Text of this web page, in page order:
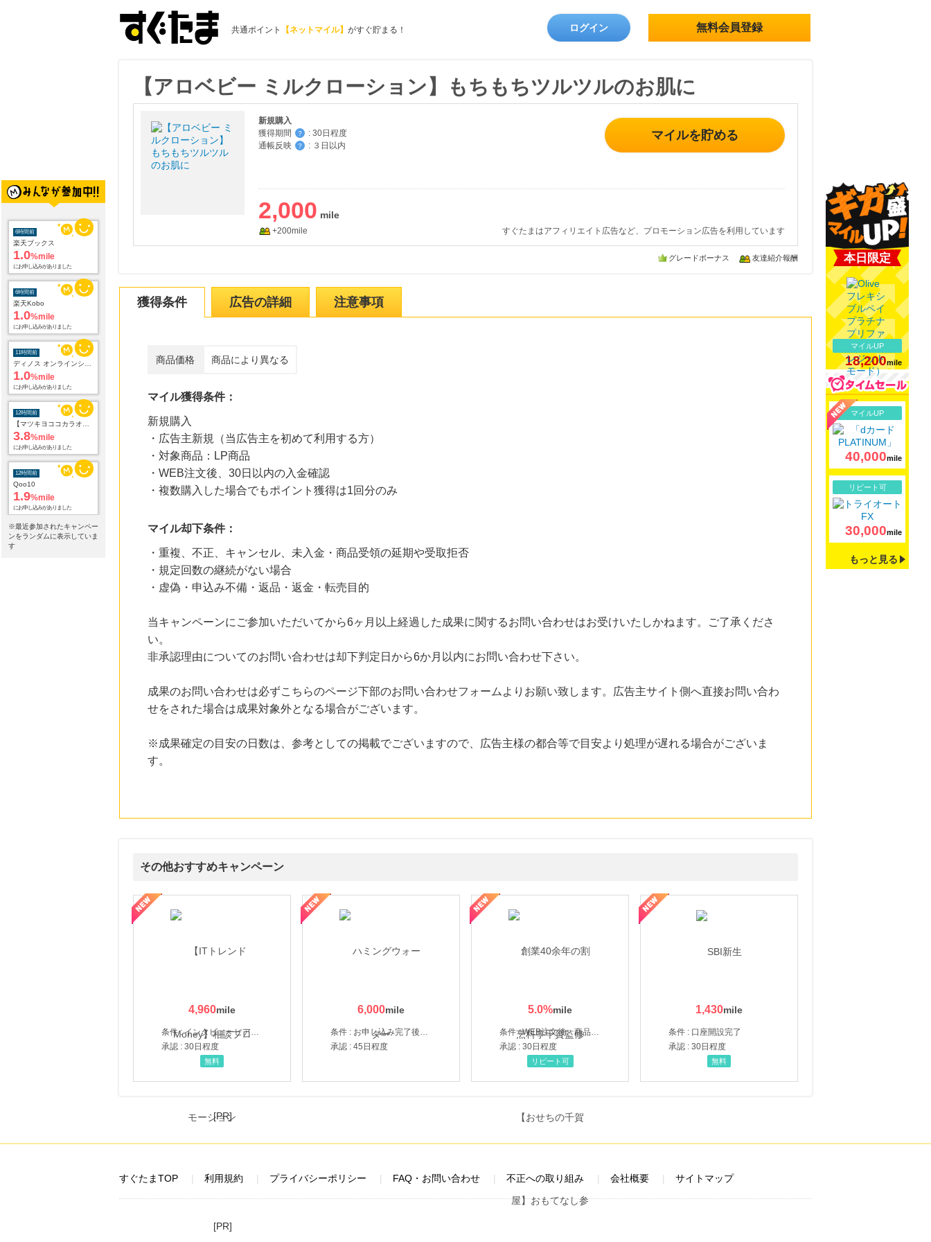
共通ポイント 【ネットマイル】 がすぐ貯まる！ ログイン 無料会員登録
6時間前
楽天ブックス
1.0%mile
にお申し込みがありました
6時間前
楽天Kobo
1.0%mile
にお申し込みがありました
11時間前
1.0%mile
にお申し込みがありました
12時間前
3.8%mile
にお申し込みがありました
12時間前
Qoo10
1.9%mile
にお申し込みがありました
12時間前
※最近参加されたキャンペー
ンをランダムに表示していま
す
【アロベビー ミルクローション】もちもちツルツルのお肌に
新規購入
獲得期間
？ : 30日程度
通帳反映
？ : ３日以内
マイルを貯める
2,000
+200mile すぐたまはアフィリエイト広告など、プロモーション広告を利用しています
グレードボーナス 友達紹介報酬
獲得条件 広告の詳細 注意事項
商品価格 商品により異なる
マイル獲得条件：
新規購入
・広告主新規（当広告主を初めて利用する方）
・対象商品：LP商品
・WEB注文後、30日以内の入金確認
・複数購入した場合でもポイント獲得は1回分のみ
マイル却下条件：
・重複、不正、キャンセル、未入金・商品受領の延期や受取拒否
・規定回数の継続がない場合
・虚偽・申込み不備・返品・返金・転売目的
当キャンペーンにご参加いただいてから6ヶ月以上経過した成果に関するお問い合わせはお受けいたしかねます。ご了承くださ
い。
非承認理由についてのお問い合わせは却下判定日から6か月以内にお問い合わせ下さい。
成果のお問い合わせは必ずこちらのページ下部のお問い合わせフォームよりお願い致します。広告主サイト側へ直接お問い合わ
せをされた場合は成果対象外となる場合がございます。
※成果確定の目安の日数は、参考としての掲載でございますので、広告主様の都合等で目安より処理が遅れる場合がございま
す。
その他おすすめキャンペーン
4,960
条件 : インタビューヒアリング完了
承認 : 30日程度
無料
6,000
条件 : お申し込み完了後、決済登録完了と1ヶ月以内のサーバー初回設置。
承認 : 45日程度
5.0%
条件 : WEB注文後、商品受け取り+入金確認時点
承認 : 30日程度
創業40余年の割烹料亭千賀監修【おせちの千賀屋】おもてなし参道本店
リピート可
1,430
条件 : 口座開設完了
承認 : 30日程度
SBI新生銀行「口座開設」
無料
本日限定
マイルUP
18,200mile
マイルUP
40,000mile
リピート可
30,000mile
もっと見る
[PR]
すぐたまTOP 利用規約 プライバシーポリシー FAQ・お問い合わせ 不正への取り組み 会社概要 サイトマップ
[PR]